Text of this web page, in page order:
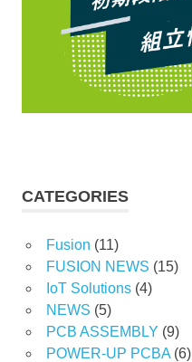
CATEGORIES
Fusion (11)
FUSION NEWS (15)
IoT Solutions(4)
NEWS (5)
PCB ASSEMBLY (9)
POWER-UP PCBA(6)